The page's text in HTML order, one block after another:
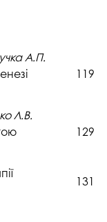
А.П.
119
Л.В.
129
131